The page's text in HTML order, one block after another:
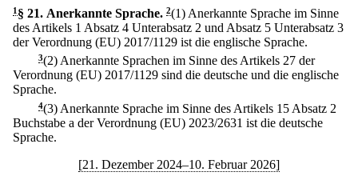
1 § 21. Anerkannte Sprache. 2(1) Anerkannte Sprache im Sinne
des Artikels 1 Absatz 4 Unterabsatz 2 und Absatz 5 Unterabsatz 3
der Verordnung (EU) 2017/1129 ist die englische Sprache.
3(2) Anerkannte Sprachen im Sinne des Artikels 27 der
Verordnung (EU) 2017/1129 sind die deutsche und die englische
Sprache.
4(3) Anerkannte Sprache im Sinne des Artikels 15 Absatz 2
Buchstabe a der Verordnung (EU) 2023/2631 ist die deutsche
Sprache.
[21. Dezember 2024–10. Februar 2026]